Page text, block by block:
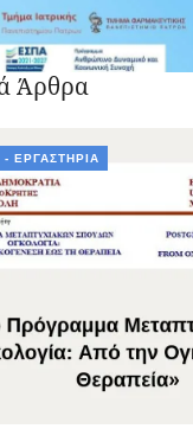
Άρθρα
- ΕΡΓΑΣΤΉΡΙΑ